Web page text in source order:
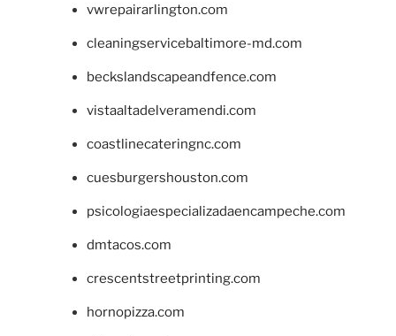
vwrepairarlington.com
cleaningservicebaltimore-md.com
beckslandscapeandfence.com
vistaaltadelveramendi.com
coastlinecateringnc.com
cuesburgershouston.com
psicologiaespecializadaencampeche.com
dmtacos.com
crescentstreetprinting.com
hornopizza.com